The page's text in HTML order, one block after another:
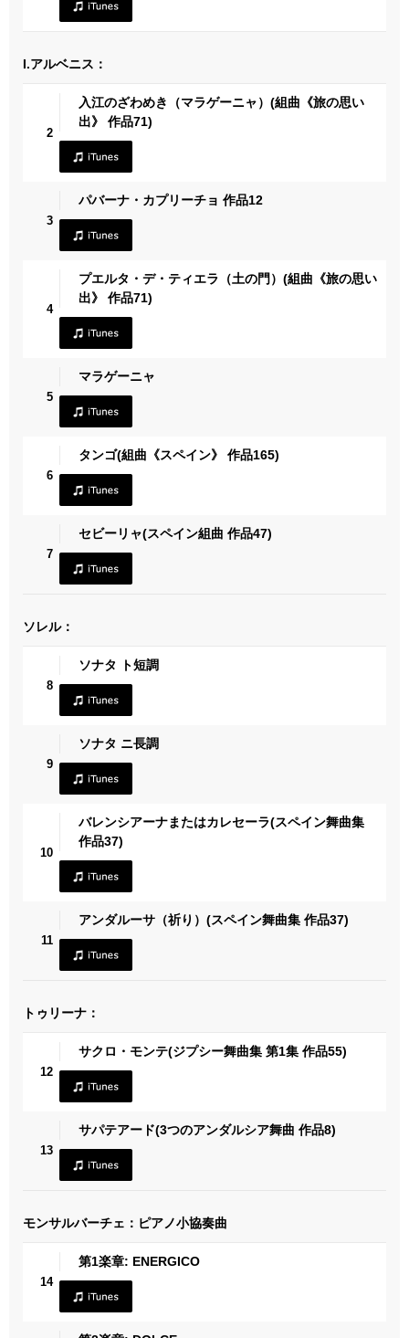
I.アルベニス：
2
入江のざわめき（マラゲーニャ）(組曲《旅の思い
出》 作品71)
3
パバーナ・カプリーチョ 作品12
4
プエルタ・デ・ティエラ（土の門）(組曲《旅の思い
出》 作品71)
5
マラゲーニャ
6
タンゴ(組曲《スペイン》 作品165)
7
セビーリャ(スペイン組曲 作品47)
ソレル：
8
ソナタ ト短調
9
ソナタ ニ長調
10
バレンシアーナまたはカレセーラ(スペイン舞曲集
作品37)
11
アンダルーサ（祈り）(スペイン舞曲集 作品37)
トゥリーナ：
12
サクロ・モンテ(ジプシー舞曲集 第1集 作品55)
13
サパテアード(3つのアンダルシア舞曲 作品8)
モンサルバーチェ：ピアノ小協奏曲
14
第1楽章: ENERGICO